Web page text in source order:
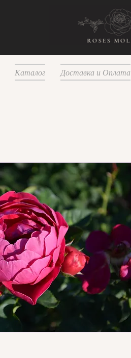
Каталог Доставка и Оплата